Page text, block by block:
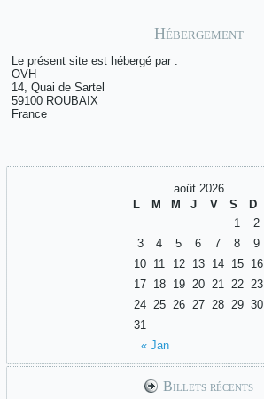
Hébergement
Le présent site est hébergé par :
OVH
14, Quai de Sartel
59100 ROUBAIX
France
août 2026
L
M M J V S D
« Jan
1
2
3
4 5 6 7 8
9
10 11 12 13 14 15
16
17 18 19 20 21 22 23
24 25 26 27 28 29 30
31
Billets récents